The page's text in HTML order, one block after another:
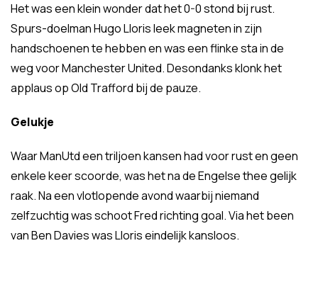
Het was een klein wonder dat het 0-0 stond bij rust.
Spurs-doelman Hugo Lloris leek magneten in zijn
handschoenen te hebben en was een flinke sta in de
weg voor Manchester United. Desondanks klonk het
applaus op Old Trafford bij de pauze.
Gelukje
Waar ManUtd een triljoen kansen had voor rust en geen
enkele keer scoorde, was het na de Engelse thee gelijk
raak. Na een vlotlopende avond waarbij niemand
zelfzuchtig was schoot Fred richting goal. Via het been
van Ben Davies was Lloris eindelijk kansloos.